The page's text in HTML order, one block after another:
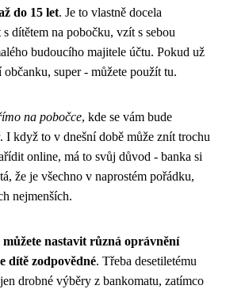
do 15 let. Je to vlastně docela
dítětem na pobočku, vzít s sebou
budoucího majitele účtu. Pokud už
občanku, super - můžete použít tu.
na pobočce, kde se vám bude
I když to v dnešní době může znít trochu
online, má to svůj důvod - banka si
že je všechno v naprostém pořádku,
nejmenších.
můžete nastavit různá oprávnění
dítě zodpovědné. Třeba desetiletému
drobné výběry z bankomatu, zatímco